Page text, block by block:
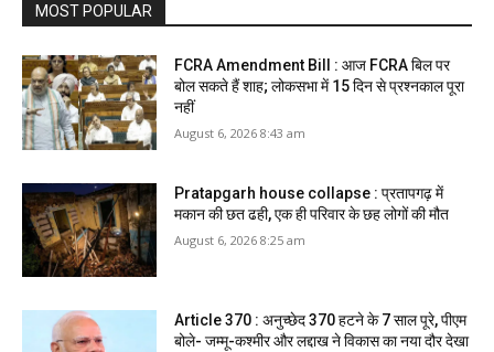
MOST POPULAR
FCRA Amendment Bill : आज FCRA बिल पर
बोल सकते हैं शाह; लोकसभा में 15 दिन से प्रश्नकाल पूरा
नहीं
August 6, 2026 8:43 am
Pratapgarh house collapse : प्रतापगढ़ में
मकान की छत ढही, एक ही परिवार के छह लोगों की मौत
August 6, 2026 8:25 am
Article 370 : अनुच्छेद 370 हटने के 7 साल पूरे, पीएम
बोले- जम्मू-कश्मीर और लद्दाख ने विकास का नया दौर देखा